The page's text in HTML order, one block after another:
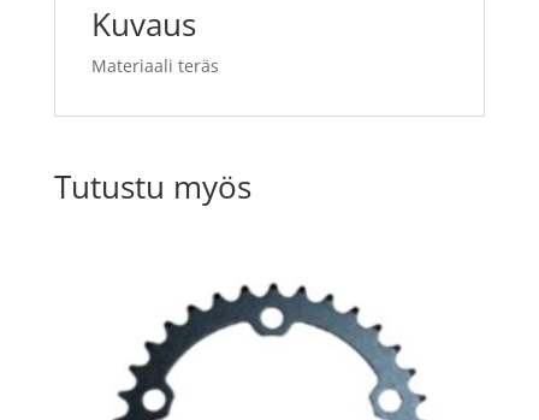
Kuvaus
Materiaali teräs
Tutustu myös